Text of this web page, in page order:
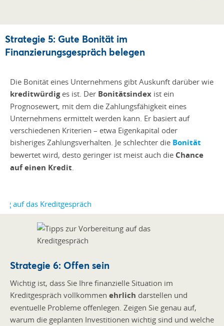
Strategie 5: Gute Bonität im
Finanzierungsgespräch belegen
Die Bonität eines Unternehmens gibt Auskunft darüber wie
kreditwürdiges ist. Der Bonitätsindex ist ein
Prognosewert, mit dem die Zahlungsfähigkeit eines
Unternehmens ermittelt werden kann. Er basiert auf
verschiedenen Kriterien – etwa Eigenkapital oder
bisheriges Zahlungsverhalten. Je schlechter die Bonität
bewertet wird, desto geringer ist meist auch die Chance
auf einen Kredit
Strategie 6: Offen sein
Wichtig ist, dass Sie Ihre finanzielle Situation im
Kreditgespräch vollkommen ehrlich darstellen und
eventuelle Probleme offenlegen. Zeigen Sie genau auf,
warum die geplanten Investitionen wichtig sind und welche